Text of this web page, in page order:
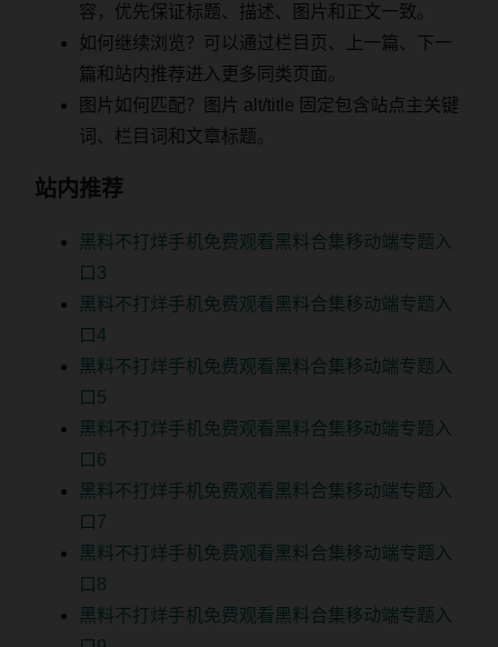
容，优先保证标题、描述、图片和正文一致。
如何继续浏览？可以通过栏目页、上一篇、下一
篇和站内推荐进入更多同类页面。
图片如何匹配？图片 alt/title 固定包含站点主关键
词、栏目词和文章标题。
站内推荐
黑料不打烊手机免费观看黑料合集移动端专题入
口3
黑料不打烊手机免费观看黑料合集移动端专题入
口4
黑料不打烊手机免费观看黑料合集移动端专题入
口5
黑料不打烊手机免费观看黑料合集移动端专题入
口6
黑料不打烊手机免费观看黑料合集移动端专题入
口7
黑料不打烊手机免费观看黑料合集移动端专题入
口8
黑料不打烊手机免费观看黑料合集移动端专题入